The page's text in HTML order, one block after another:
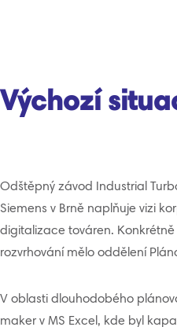
Výchozí
Odštěpný závod Industrial
Siemens v Brně naplňuje vizi
digitalizace továren.
rozvrhování mělo oddělení
V oblasti dlouhodobého
maker v MS Excel, kde byl